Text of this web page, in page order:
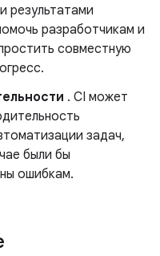
результатами
разработчикам и
совместную
. CI может
задач,
были бы
ошибкам.